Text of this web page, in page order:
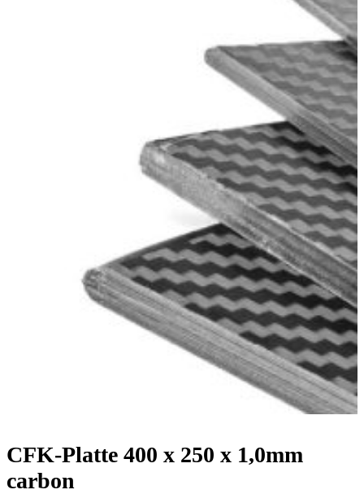
CFK-Platte 400 x 250 x 1,0mm
carbon